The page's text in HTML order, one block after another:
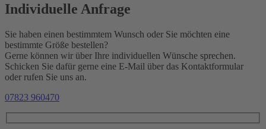
Individuelle Anfrage
Sie haben einen bestimmtem Wunsch oder Sie möchten eine
bestimmte Größe bestellen?
Gerne können wir über Ihre individuellen Wünsche sprechen.
Schicken Sie dafür gerne eine E-Mail über das Kontaktformular
oder rufen Sie uns an.
07823 960470